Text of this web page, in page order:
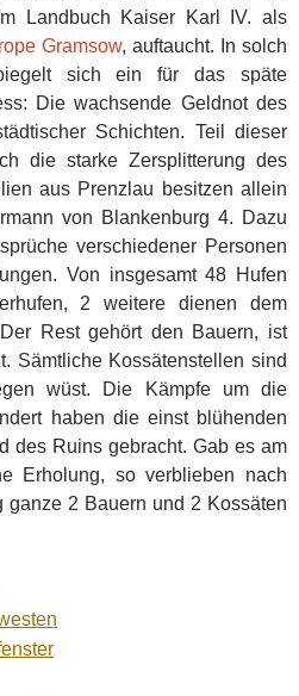
Landbuch Kaiser Karl IV. als
Gramsow, auftaucht. In solch
sich ein für das späte
Die wachsende Geldnot des
Schichten. Teil dieser
die starke Zersplitterung des
aus Prenzlau besitzen allein
von Blankenburg 4. Dazu
verschiedener Personen
Von insgesamt 48 Hufen
2 weitere dienen dem
Rest gehört den Bauern, ist
Sämtliche Kossätenstellen sind
wüst. Die Kämpfe um die
haben die einst blühenden
des Ruins gebracht. Gab es am
Erholung, so verblieben nach
2 Bauern und 2 Kossäten